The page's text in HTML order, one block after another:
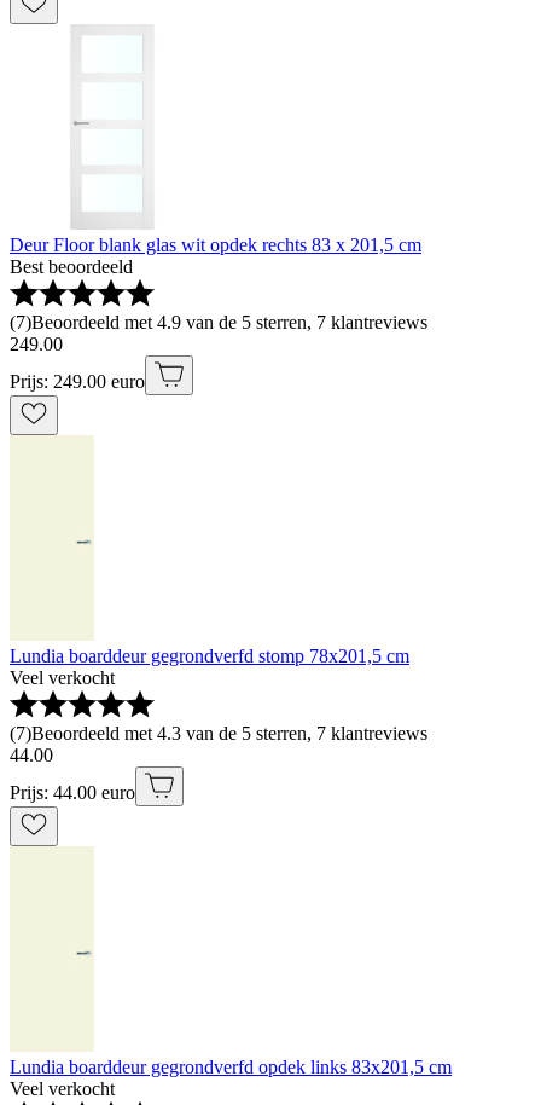
Deur Floor blank glas wit opdek rechts 83 x 201,5 cm
Best beoordeeld
(7)Beoordeeld met 4.9 van de 5 sterren, 7 klantreviews
249.00
Prijs: 249.00 euro
Lundia boarddeur gegrondverfd stomp 78x201,5 cm
Veel verkocht
(7)Beoordeeld met 4.3 van de 5 sterren, 7 klantreviews
44.00
Prijs: 44.00 euro
Lundia boarddeur gegrondverfd opdek links 83x201,5 cm
Veel verkocht